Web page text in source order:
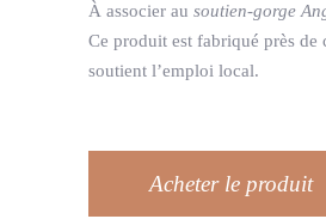
À associer au soutien-gorge
Ce produit est fabriqué près de
soutient l’emploi local.
Acheter le produit